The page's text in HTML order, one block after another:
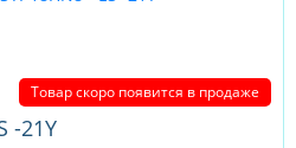
Товар скоро появится в продаже
-21Y